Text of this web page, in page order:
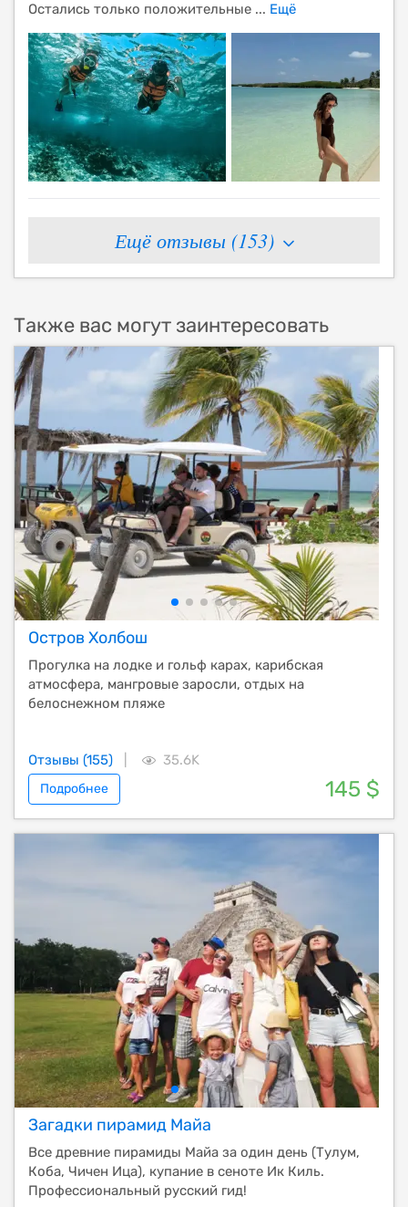
Остались только положительные ... Ещё
Ещё отзывы (153)
Также вас могут заинтересовать
Остров Холбош
Прогулка на лодке и гольф карах, карибская
атмосфера, мангровые заросли, отдых на
белоснежном пляже
Отзывы (155) 35.6K
Подробнее 145 $
Загадки пирамид Майа
Все древние пирамиды Майа за один день (Тулум,
Коба, Чичен Ица), купание в сеноте Ик Киль.
Профессиональный русский гид!